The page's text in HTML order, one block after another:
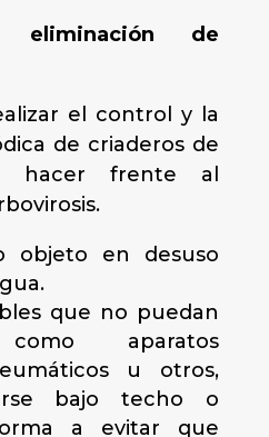
eliminación de
el control y la
de criaderos de
hacer frente al
objeto en desuso
que no puedan
como aparatos
u otros,
bajo techo o
a evitar que